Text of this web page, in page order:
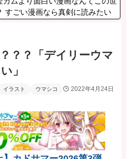
すごい漫画なら真剣に読みたい
？？？「デイリーウマ
」
イラスト ウマシコ 2022年4月24日